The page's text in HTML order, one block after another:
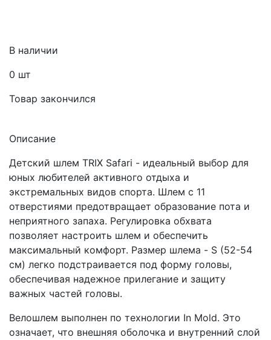
В наличии
0 шт
Товар закончился
Описание
Детский шлем TRIX Safari - идеальный выбор для
юных любителей активного отдыха и
экстремальных видов спорта. Шлем с 11
отверстиями предотвращает образование пота и
неприятного запаха. Регулировка обхвата
позволяет настроить шлем и обеспечить
максимальный комфорт. Размер шлема - S (52-54
см) легко подстраивается под форму головы,
обеспечивая надежное прилегание и защиту
важных частей головы.
Велошлем выполнен по технологии In Mold. Это
означает, что внешняя оболочка и внутренний слой